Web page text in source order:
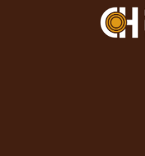
HOLZHAUS
HOLZHAUS